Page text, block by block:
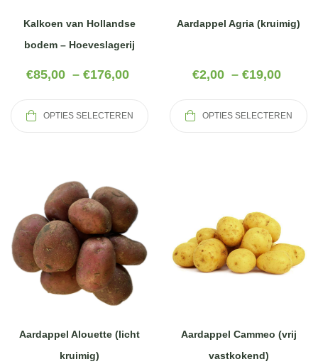
Kalkoen van Hollandse
bodem – Hoeveslagerij
€85,00 – €176,00
OPTIES SELECTEREN
Aardappel Agria (kruimig)
€2,00 – €19,00
OPTIES SELECTEREN
Aardappel Alouette (licht
kruimig)
Aardappel Cammeo (vrij
vastkokend)